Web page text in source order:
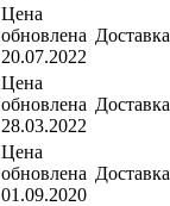
Цена
обновлена
20.07.2022
Доставка
Цена
обновлена
28.03.2022
Доставка
Цена
обновлена
01.09.2020
Доставка